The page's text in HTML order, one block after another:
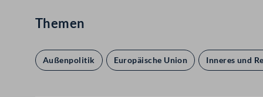
Themen
Außenpolitik Europäische Union Inneres und